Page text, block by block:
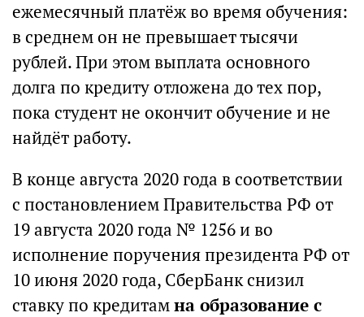
ежемесячный платёж во время обучения:
в среднем он не превышает тысячи
рублей. При этом выплата основного
долга по кредиту отложена до тех пор,
пока студент не окончит обучение и не
найдёт работу.
В конце августа 2020 года в соответствии
с постановлением Правительства РФ от
19 августа 2020 года № 1256 и во
исполнение поручения президента РФ от
10 июня 2020 года, СберБанк снизил
ставку по кредитамна образование с